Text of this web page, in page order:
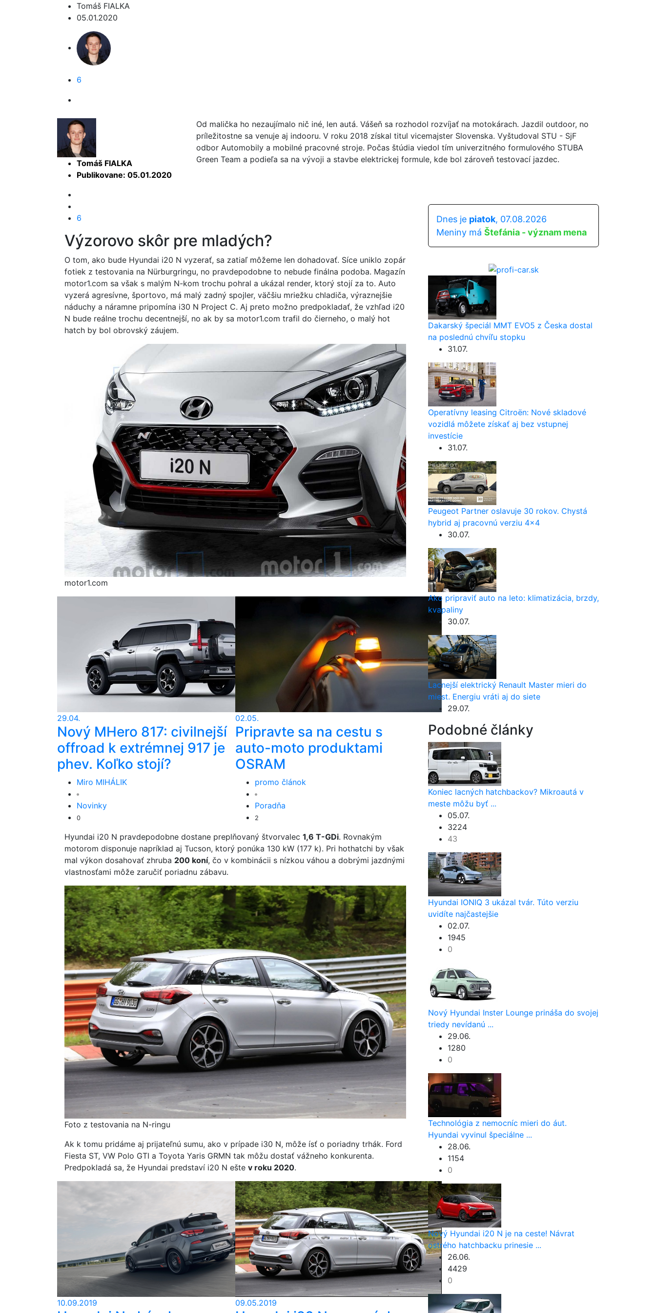
Tomáš FIALKA
05.01.2020
6
Tomáš FIALKA
Publikovane: 05.01.2020
Od malička ho nezaujímalo nič iné, len autá. Vášeň sa rozhodol rozvíjať na motokárach. Jazdil outdoor, no
príležitostne sa venuje aj indooru. V roku 2018 získal titul vicemajster Slovenska. Vyštudoval STU - SjF
odbor Automobily a mobilné pracovné stroje. Počas štúdia viedol tím univerzitného formulového STUBA
Green Team a podieľa sa na vývoji a stavbe elektrickej formule, kde bol zároveň testovací jazdec.
6
Výzorovo skôr pre mladých?
O tom, ako bude Hyundai i20 N vyzerať, sa zatiaľ môžeme len dohadovať. Síce uniklo zopár
fotiek z testovania na Nürburgringu, no pravdepodobne to nebude finálna podoba. Magazín
motor1.com sa však s malým N-kom trochu pohral a ukázal render, ktorý stojí za to. Auto
vyzerá agresívne, športovo, má malý zadný spojler, väčšiu mriežku chladiča, výraznejšie
náduchy a náramne pripomína i30 N Project C. Aj preto možno predpokladať, že vzhľad i20
N bude reálne trochu decentnejší, no ak by sa motor1.com trafil do čierneho, o malý hot
hatch by bol obrovský záujem.
motor1.com
29.04.
Nový MHero 817: civilnejší
offroad k extrémnej 917 je
phev. Koľko stojí?
Miro MIHÁLIK
Novinky
0
02.05.
Pripravte sa na cestu s
auto-moto produktami
OSRAM
promo článok
Poradňa
2
Hyundai i20 N pravdepodobne dostane preplňovaný štvorvalec 1,6 T-GDi. Rovnakým
motorom disponuje napríklad aj Tucson, ktorý ponúka 130 kW (177 k). Pri hothatchi by však
mal výkon dosahovať zhruba 200 koní, čo v kombinácii s nízkou váhou a dobrými jazdnými
vlastnosťami môže zaručiť poriadnu zábavu.
Foto z testovania na N-ringu
Ak k tomu pridáme aj prijateľnú sumu, ako v prípade i30 N, môže ísť o poriadny trhák. Ford
Fiesta ST, VW Polo GTI a Toyota Yaris GRMN tak môžu dostať vážneho konkurenta.
Predpokladá sa, že Hyundai predstaví i20 N ešte v roku 2020.
10.09.2019 09.05.2019
Dnes je piatok, 07.08.2026
Meniny má Štefánia - význam mena
Dakarský špeciál MMT EVO5 z Česka dostal
na poslednú chvíľu stopku
31.07.
Operatívny leasing Citroën: Nové skladové
vozidlá môžete získať aj bez vstupnej
investície
31.07.
Peugeot Partner oslavuje 30 rokov. Chystá
hybrid aj pracovnú verziu 4×4
30.07.
Ako pripraviť auto na leto: klimatizácia, brzdy,
kvapaliny
30.07.
Lacnejší elektrický Renault Master mieri do
miest. Energiu vráti aj do siete
29.07.
Podobné články
Koniec lacných hatchbackov? Mikroautá v
meste môžu byť ...
05.07.
3224
43
Hyundai IONIQ 3 ukázal tvár. Túto verziu
uvidíte najčastejšie
02.07.
1945
0
Nový Hyundai Inster Lounge prináša do svojej
triedy nevídanú ...
29.06.
1280
0
Technológia z nemocníc mieri do áut.
Hyundai vyvinul špeciálne ...
28.06.
1154
0
Nový Hyundai i20 N je na ceste! Návrat
ostrého hatchbacku prinesie ...
26.06.
4429
0